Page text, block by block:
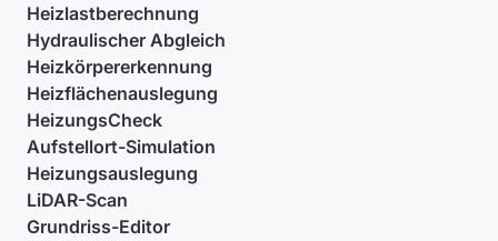
Heizlastberechnung
Hydraulischer Abgleich
Heizkörpererkennung
Heizflächenauslegung
HeizungsCheck
Aufstellort-Simulation
Heizungsauslegung
LiDAR-Scan
Grundriss-Editor